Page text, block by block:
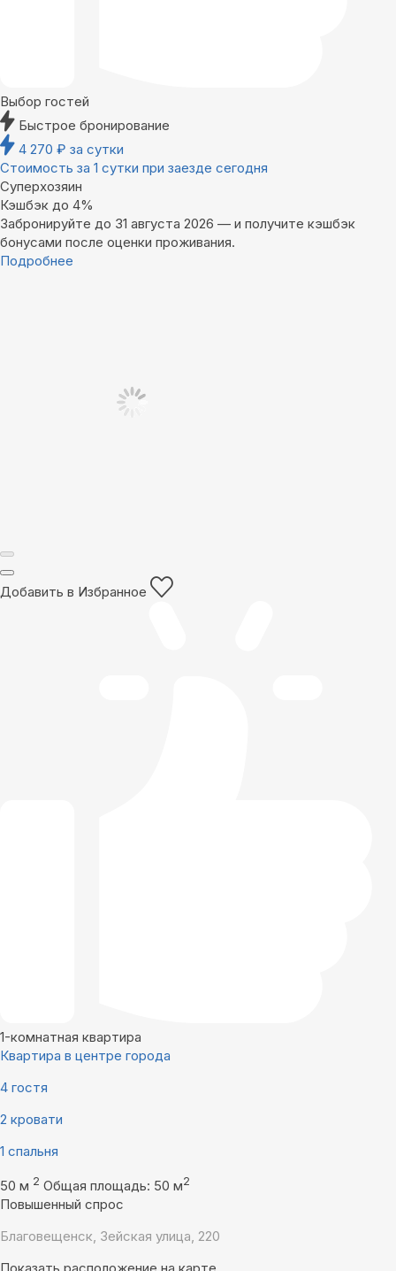
Выбор гостей
Быстрое бронирование
4 270 ₽ за сутки
Стоимость за 1 сутки при заезде сегодня
Суперхозяин
Кэшбэк до 4%
Забронируйте до 31 августа 2026 — и получите кэшбэк
бонусами после оценки проживания.
Подробнее
Добавить в Избранное
1-комнатная квартира
Квартира в центре города
4 гостя
2 кровати
1 спальня
50 м 2 Общая площадь: 50 м2
Повышенный спрос
Благовещенск, Зейская улица, 220